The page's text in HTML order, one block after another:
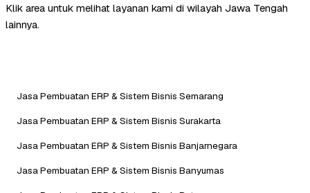
Klik area untuk melihat layanan kami di wilayah Jawa Tengah
lainnya.
Jasa Pembuatan ERP & Sistem Bisnis Semarang
Jasa Pembuatan ERP & Sistem Bisnis Surakarta
Jasa Pembuatan ERP & Sistem Bisnis Banjarnegara
Jasa Pembuatan ERP & Sistem Bisnis Banyumas